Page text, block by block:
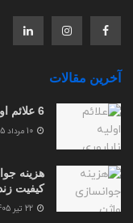
آخرین مقالات
6 علائم اولیه ناباروری که نباید نادیده بگیرید
هزینه
کیفیت